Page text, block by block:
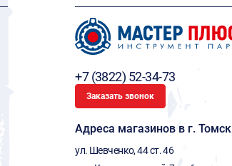
+7 (3822) 52-34-73
Заказать звонок
Адреса магазинов в г. Томск
ул. Шевченко, 44 ст. 46